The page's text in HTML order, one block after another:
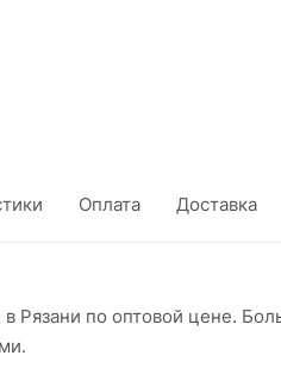
Оплата Доставка
Рязани по оптовой цене.